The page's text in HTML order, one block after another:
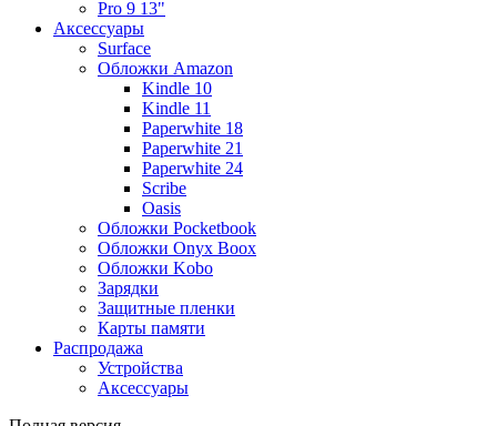
Pro 9 13"
Аксессуары
Surface
Обложки Amazon
Kindle 10
Kindle 11
Paperwhite 18
Paperwhite 21
Paperwhite 24
Scribe
Oasis
Обложки Pocketbook
Обложки Onyx Boox
Обложки Kobo
Зарядки
Защитные пленки
Карты памяти
Распродажа
Устройства
Аксессуары